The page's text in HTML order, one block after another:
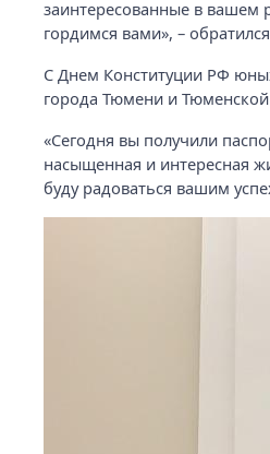
заинтересованные в вашем
гордимся вами», –
С Днем Конституции РФ
города Тюмени и
«Сегодня вы получили
насыщенная и интересная
буду радоваться вашим